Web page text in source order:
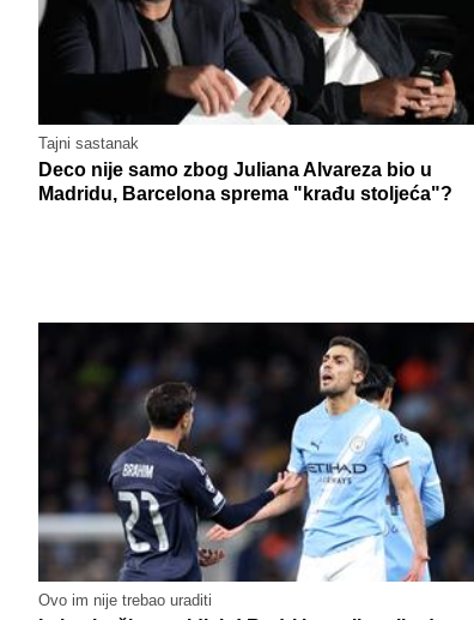
Tajni sastanak
Deco nije samo zbog Juliana Alvareza bio u
Madridu, Barcelona sprema "krađu stoljeća"?
Ovo im nije trebao uraditi